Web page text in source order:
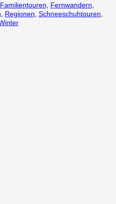
Familientouren, Fernwandern
, Regionen, Schneeschuhtouren